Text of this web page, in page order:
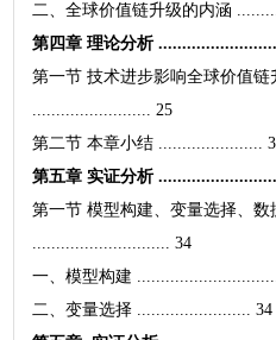
二、全球价值链升级的内涵
第四章 理论分析
第一节 技术进步影响全球价值链
......................... 25
第二节 本章小结 ......................
第五章 实证分析
第一节 模型构建、变量选择、数
............................. 34
一、模型构建
二、变量选择 ........................ 34